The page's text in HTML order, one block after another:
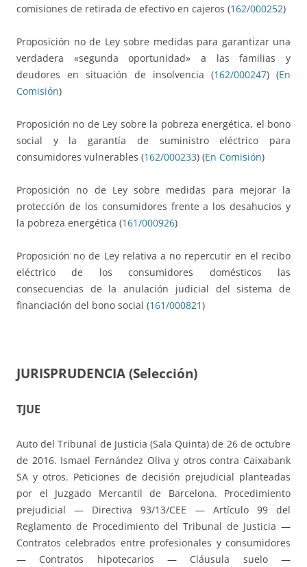
comisiones de retirada de efectivo en cajeros (162/000252)
Proposición no de Ley sobre medidas para garantizar una
verdadera «segunda oportunidad» a las familias y
deudores en situación de insolvencia (162/000247) (En
Comisión)
Proposición no de Ley sobre la pobreza energética, el bono
social y la garantía de suministro eléctrico para
consumidores vulnerables (162/000233) (En Comisión)
Proposición no de Ley sobre medidas para mejorar la
protección de los consumidores frente a los desahucios y
la pobreza energética (161/000926)
Proposición no de Ley relativa a no repercutir en el recibo
eléctrico de los consumidores domésticos las
consecuencias de la anulación judicial del sistema de
financiación del bono social (161/000821)
JURISPRUDENCIA (Selección)
TJUE
Auto del Tribunal de Justicia (Sala Quinta) de 26 de octubre
de 2016. Ismael Fernández Oliva y otros contra Caixabank
SA y otros. Peticiones de decisión prejudicial planteadas
por el Juzgado Mercantil de Barcelona. Procedimiento
prejudicial — Directiva 93/13/CEE — Artículo 99 del
Reglamento de Procedimiento del Tribunal de Justicia —
Contratos celebrados entre profesionales y consumidores
— Contratos hipotecarios — Cláusula suelo —